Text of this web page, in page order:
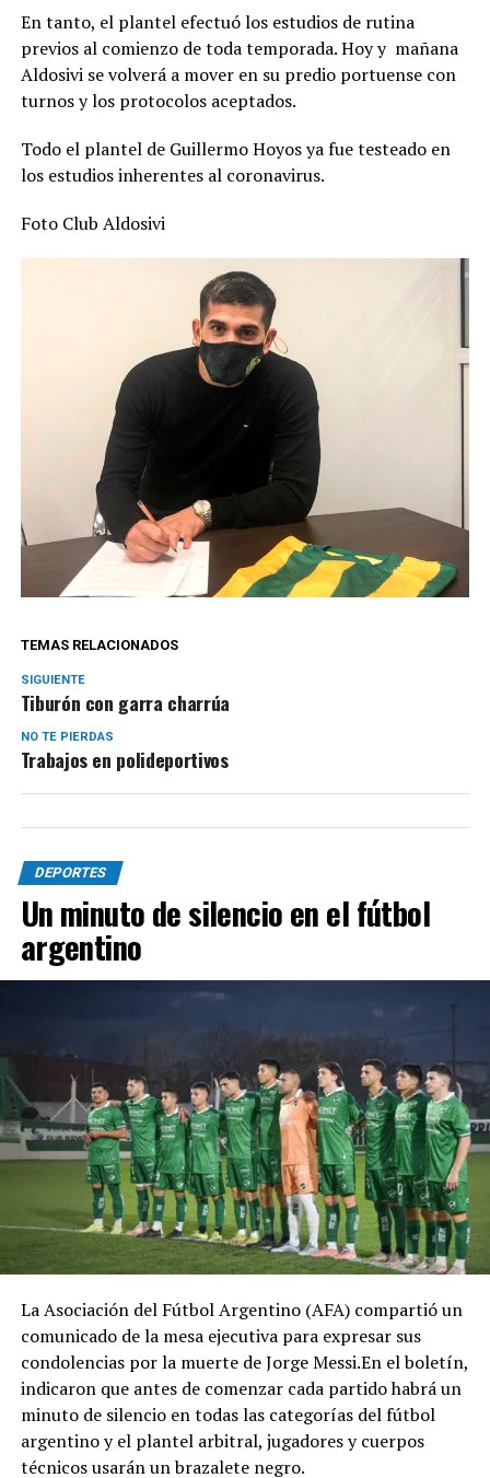
En tanto, el plantel efectuó los estudios de rutina
previos al comienzo de toda temporada. Hoy y mañana
Aldosivi se volverá a mover en su predio portuense con
turnos y los protocolos aceptados.
Todo el plantel de Guillermo Hoyos ya fue testeado en
los estudios inherentes al coronavirus.
Foto Club Aldosivi
TEMAS RELACIONADOS
SIGUIENTE
Tiburón con garra charrúa
NO TE PIERDAS
Trabajos en polideportivos
DEPORTES
Un minuto de silencio en el fútbol
argentino
La Asociación del Fútbol Argentino (AFA) compartió un
comunicado de la mesa ejecutiva para expresar sus
condolencias por la muerte de Jorge Messi.En el boletín,
indicaron que antes de comenzar cada partido habrá un
minuto de silencio en todas las categorías del fútbol
argentino y el plantel arbitral, jugadores y cuerpos
técnicos usarán un brazalete negro.